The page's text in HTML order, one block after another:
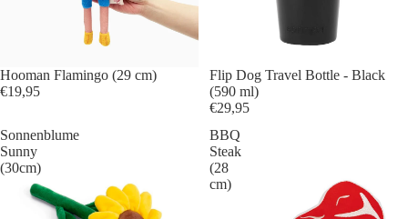
Ausverkauft
Hooman Flamingo (29 cm)
€19,95
Flip Dog Travel Bottle - Black
(590 ml)
€29,95
Sonnenblume
Sunny
(30cm)
BBQ
Steak
(28
cm)